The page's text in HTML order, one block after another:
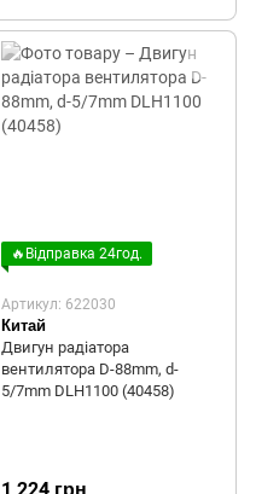
🔥Відправка 24год.
Артикул: 622030
Китай
Двигун радіатора
вентилятора D-88mm, d-
5/7mm DLH1100 (40458)
1 224 грн